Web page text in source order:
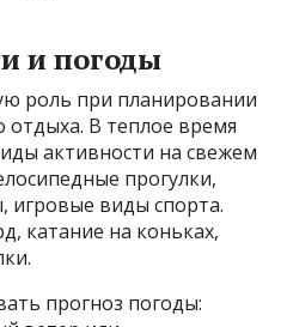
и погоды
роль при планировании
отдыха. В теплое время
активности на свежем
прогулки,
виды спорта.
катание на коньках,
прогноз погоды: